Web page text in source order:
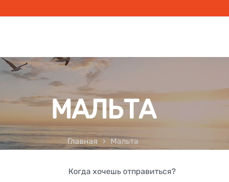
МАЛЬТА
Главная Мальта
Когда хочешь отправиться?